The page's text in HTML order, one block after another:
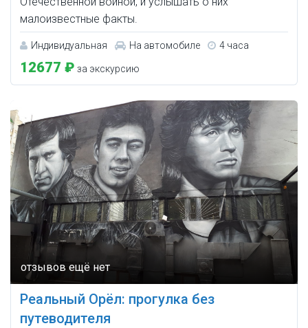
малоизвестные факты.
Индивидуальная На автомобиле 4 часа
12677 ₽ за экскурсию
Реальный Орёл: прогулка без
путеводителя